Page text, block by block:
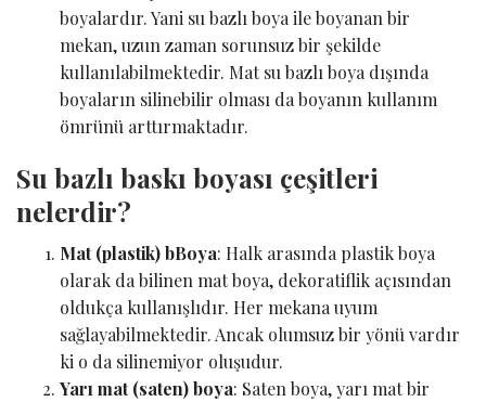
boyalardır. Yani su bazlı boya ile boyanan bir
mekan, uzun zaman sorunsuz bir şekilde
kullanılabilmektedir. Mat su bazlı boya dışında
boyaların silinebilir olması da boyanın kullanım
ömrünü arttırmaktadır.
Su bazlı baskı boyası çeşitleri
nelerdir?
Mat (plastik) bBoya: Halk arasında plastik boya
olarak da bilinen mat boya, dekoratiflik açısından
oldukça kullanışlıdır. Her mekana uyum
sağlayabilmektedir. Ancak olumsuz bir yönü vardır
ki o da silinemiyor oluşudur.
Yarı mat (saten) boya: Saten boya, yarı mat bir